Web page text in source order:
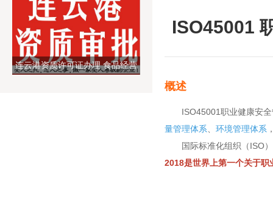
ISO45001
概述
ISO45001职业健康安全
量管理体系
环境管理体系
国际标准化组织（ISO）
2018是世界上第一个关于
连云港资质许可证办理 食品经营